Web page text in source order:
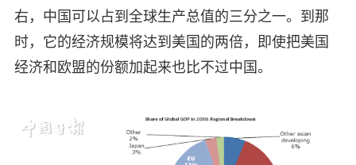
右，中国可以占到全球生产总值的三分之一。到那
时，它的经济规模将达到美国的两倍，即使把美国
经济和欧盟的份额加起来也比不过中国。